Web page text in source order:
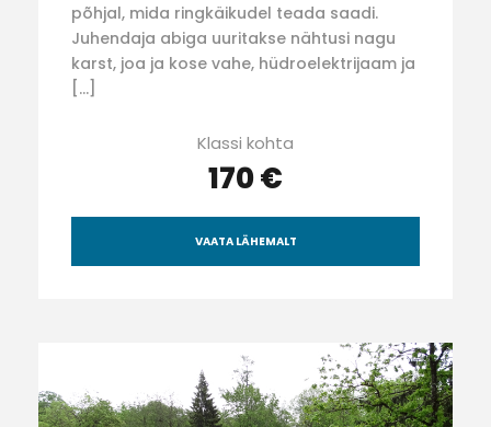
põhjal, mida ringkäikudel teada saadi.
Juhendaja abiga uuritakse nähtusi nagu
karst, joa ja kose vahe, hüdroelektrijaam ja
[…]
Klassi kohta
170 €
VAATA LÄHEMALT